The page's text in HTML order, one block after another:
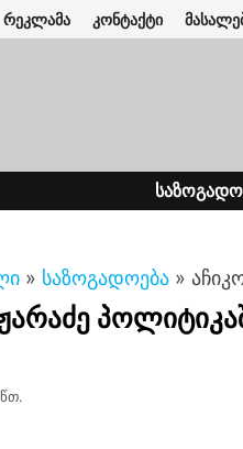
რეკლამა კონტაქტი
» საზოგადოება »